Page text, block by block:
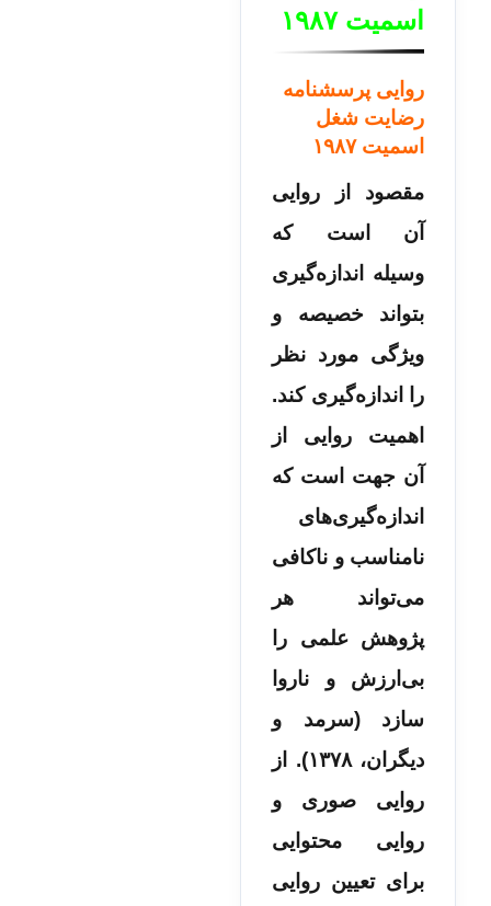
اسمیت ۱۹۸۷
روایی پرسشنامه
رضایت شغل
اسمیت ۱۹۸۷
مقصود از روایی
آن است که
وسیله اندازه‌گیری
بتواند خصیصه و
ویژگی مورد نظر
را اندازه‌گیری کند.
اهمیت روایی از
آن جهت است که
اندازه‌گیری‌های
نامناسب و ناکافی
می‌تواند هر
پژوهش علمی را
بی‌ارزش و ناروا
سازد (سرمد و
دیگران، ۱۳۷۸). از
روایی صوری و
روایی محتوایی
برای تعیین روایی